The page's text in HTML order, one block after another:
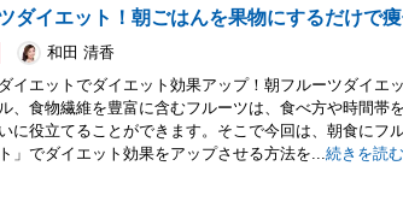
ダイエット！朝ごはんを果物にするだけで
和田 清香
イエットでダイエット効果アップ！朝フルーツダイエ
、食物繊維を豊富に含むフルーツは、食べ方や時間帯
に役立てることができます。そこで今回は、朝食にフ
」でダイエット効果をアップさせる方法を...続きを読む